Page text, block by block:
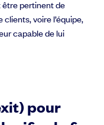
être pertinent de
voire l’équipe,
capable de lui
pour